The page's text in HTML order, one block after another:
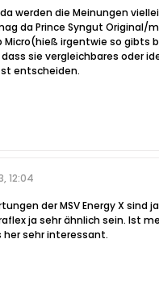
werden die Meinungen
da Prince Syngut Original/
Micro(hieß irgentwie so gibts
sie vergleichbares oder
entscheiden.
12:04
der MSV Energy X sind
ja sehr ähnlich sein. Ist
her sehr interessant.